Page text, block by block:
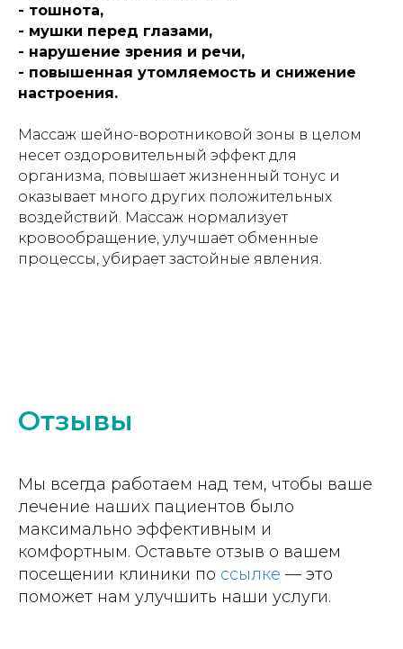
- тошнота,
- мушки перед глазами,
- нарушение зрения и речи,
- повышенная утомляемость и снижение
настроения.
Массаж шейно-воротниковой зоны в целом
несет оздоровительный эффект для
организма, повышает жизненный тонус и
оказывает много других положительных
воздействий. Массаж нормализует
кровообращение, улучшает обменные
процессы, убирает застойные явления.
Отзывы
Мы всегда работаем над тем, чтобы ваше
лечение наших пациентов было
максимально эффективным и
комфортным. Оставьте отзыв о вашем
посещении клиники по ссылке — это
поможет нам улучшить наши услуги.